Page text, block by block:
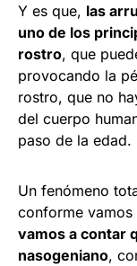
Y es que, las
uno de los
rostro, que
provocando la
rostro, que no
del cuerpo
paso de la edad.
Un fenómeno
conforme vamos
vamos a contar
nasogeniano,